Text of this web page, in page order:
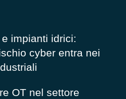
impianti idrici:
cyber entra nei
OT nel settore